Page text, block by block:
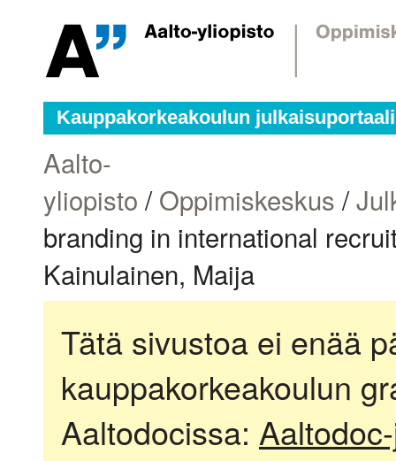
Kauppakorkeakoulun julkaisuportaali
Aalto-
yliopisto /Oppimiskeskus /
branding in international
Kainulainen, Maija
Tätä sivustoa ei enää
kauppakorkeakoulun
Aaltodocissa: